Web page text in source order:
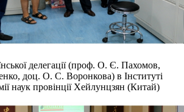
делегації (проф. О. Є. Пахомов,
доц. О. С. Воронкова) в Інституті
наук провінції Хейлунцзян (Китай)